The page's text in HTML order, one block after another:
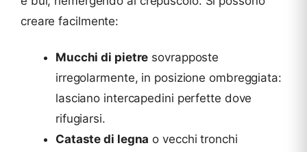
creare facilmente:
Mucchi di pietre sovrapposte
irregolarmente, in posizione ombreggiata:
lasciano intercapedini perfette dove
rifugiarsi.
Cataste di legna o vecchi tronchi